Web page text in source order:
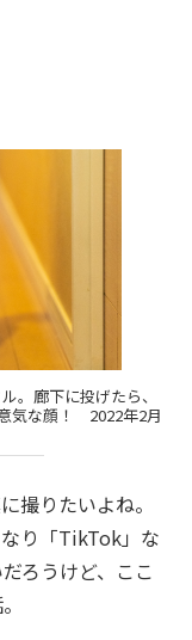
。廊下に投げたら、
気な顔！ 2022年2月
撮りたいよね。
り「TikTok」な
ろうけど、ここ